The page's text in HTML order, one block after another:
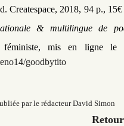
Createspace, 2018, 94 p.,
& multilingue de
féministe, mis en ligne
goodbytito
par le rédacteur David Simon
Retour au